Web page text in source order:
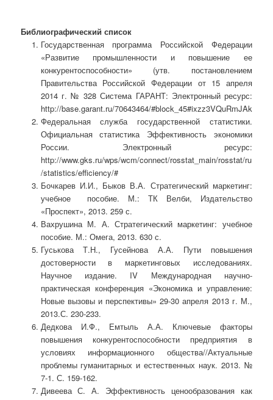
Библиографический список
Государственная программа Российской Федерации
«Развитие промышленности и повышение ее
конкурентоспособности» (утв. постановлением
Правительства Российской Федерации от 15 апреля
2014 г. № 328 Система ГАРАНТ: Электронный ресурс:
http://base.garant.ru/70643464/#block_45#ixzz3VQuRmJAk
Федеральная служба государственной статистики.
Официальная статистика Эффективность экономики
России. Электронный ресурс:
http://www.gks.ru/wps/wcm/connect/rosstat_main/rosstat/ru
/statistics/efficiency/#
Бочкарев И.И., Быков В.А. Стратегический маркетинг:
учебное пособие. М.: ТК Велби, Издательство
«Проспект», 2013. 259 с.
Вахрушина М. А. Стратегический маркетинг: учебное
пособие. М.: Омега, 2013. 630 с.
Гуськова Т.Н., Гусейнова А.А. Пути повышения
достоверности в маркетинговых исследованиях.
Научное издание. IV Международная научно-
практическая конференция «Экономика и управление:
Новые вызовы и перспективы» 29-30 апреля 2013 г. М.,
2013.С. 230-233.
Дедкова И.Ф., Емтыль А.А. Ключевые факторы
повышения конкурентоспособности предприятия в
условиях информационного общества//Актуальные
проблемы гуманитарных и естественных наук. 2013. №
7-1. С. 159-162.
Дивеева С. А. Эффективность ценообразования как